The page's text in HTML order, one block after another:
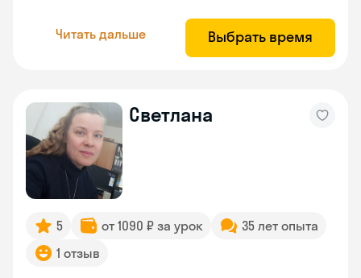
Читать дальше Выбрать время
Светлана
5 от 1090 ₽ за урок
35 лет опыта
1 отзыв